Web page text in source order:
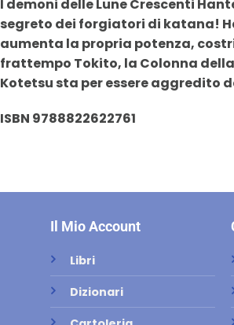
I demoni delle Lune Crescenti
segreto dei forgiatori di katana!
aumenta la propria potenza,
frattempo Tokito, la Colonna
Kotetsu sta per essere aggredito
ISBN 9788822622761
Il Mio Account
Libri
Dizionari